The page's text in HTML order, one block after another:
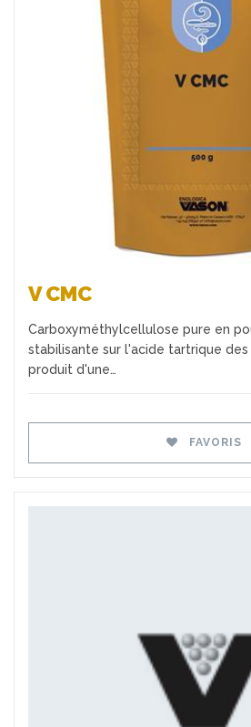
V CMC
Carboxyméthylcellulose pure en
stabilisante sur l'acide tartrique des
produit d'une…
FAVORIS